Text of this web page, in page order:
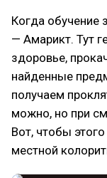
Когда обучение
— Амарикт. Тут
здоровье,
найденные
получаем
можно, но при
Вот, чтобы
местной